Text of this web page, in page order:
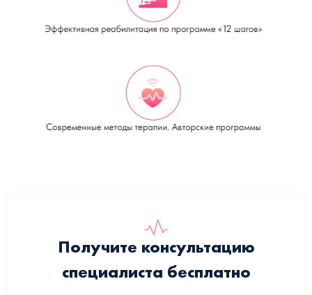
Получите консультацию
специалиста бесплатно